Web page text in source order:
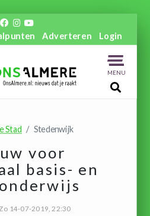
Adverteren Login
MENU
Stad Stedenwijk
voor
basis- en
Zo 14-07-2019, 22:30